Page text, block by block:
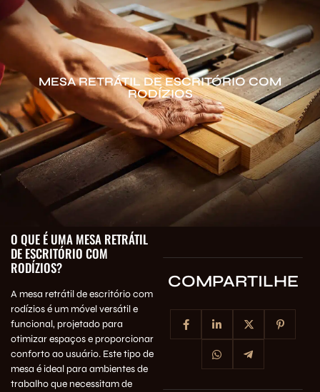
MESA RETRÁTIL DE ESCRITÓRIO COM
RODÍZIOS
O QUE É UMA MESA RETRÁTIL
DE ESCRITÓRIO COM
RODÍZIOS?
A mesa retrátil de escritório com
rodízios é um móvel versátil e
funcional, projetado para
otimizar espaços e proporcionar
conforto ao usuário. Este tipo de
mesa é ideal para ambientes de
trabalho que necessitam de
COMPARTILHE